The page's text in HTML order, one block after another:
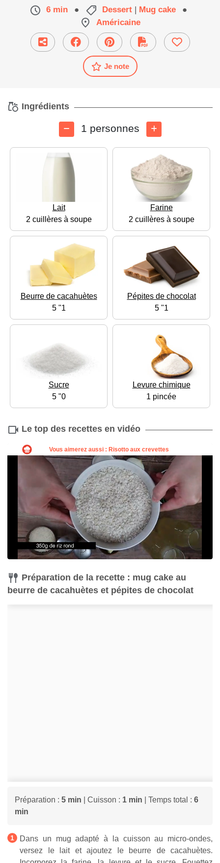
6 min ● Dessert | Mug cake
●
Américaine
Je note
Ingrédients
1 personnes
Lait
2 cuillères à soupe
Farine
2 cuillères à soupe
Beurre de cacahuètes
5 "1
Pépites de chocolat
5 "1
Sucre
5 "0
Levure chimique
1 pincée
Le top des recettes en vidéo
Préparation de la recette : mug cake au
beurre de cacahuètes et pépites de chocolat
Préparation : 5 min | Cuisson : 1 min | Temps total : 6
min
Dans un mug adapté à la cuisson au micro-ondes,
versez le lait et ajoutez le beurre de cacahuètes.